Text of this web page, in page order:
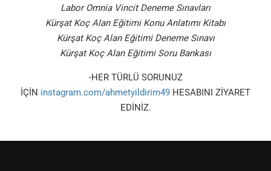
Labor Omnia Vincit Deneme Sınavları
Kürşat Koç Alan Eğitimi Konu Anlatımı Kitabı
Kürşat Koç Alan Eğitimi Deneme Sınavı
Kürşat Koç Alan Eğitimi Soru Bankası
-HER TÜRLÜ SORUNUZ
İÇİN instagram.com/ahmetyildirim49 HESABINI ZİYARET
EDİNİZ.